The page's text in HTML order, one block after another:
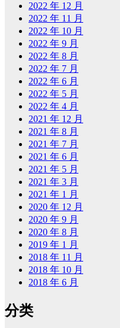
2022 年 12 月
2022 年 11 月
2022 年 10 月
2022 年 9 月
2022 年 8 月
2022 年 7 月
2022 年 6 月
2022 年 5 月
2022 年 4 月
2021 年 12 月
2021 年 8 月
2021 年 7 月
2021 年 6 月
2021 年 5 月
2021 年 3 月
2021 年 1 月
2020 年 12 月
2020 年 9 月
2020 年 8 月
2019 年 1 月
2018 年 11 月
2018 年 10 月
2018 年 6 月
分类